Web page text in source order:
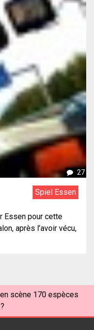
27
Spiel Essen
Essen pour cette
après l’avoir vécu,
scène 170 espèces